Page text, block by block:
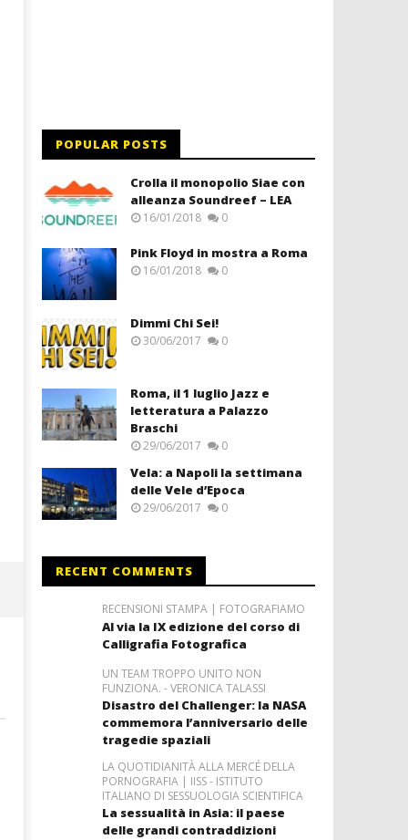
POPULAR POSTS
Crolla il monopolio Siae con
alleanza Soundreef – LEA
16/01/2018 0
Pink Floyd in mostra a Roma
16/01/2018 0
Dimmi Chi Sei!
30/06/2017 0
Roma, il 1 luglio Jazz e
letteratura a Palazzo
Braschi
29/06/2017 0
Vela: a Napoli la settimana
delle Vele d’Epoca
29/06/2017 0
RECENT COMMENTS
RECENSIONI STAMPA | FOTOGRAFIAMO
Al via la IX edizione del corso di
Calligrafia Fotografica
UN TEAM TROPPO UNITO NON
FUNZIONA. - VERONICA TALASSI
Disastro del Challenger: la NASA
commemora l’anniversario delle
tragedie spaziali
LA QUOTIDIANITÀ ALLA MERCÉ DELLA
PORNOGRAFIA | IISS - ISTITUTO
ITALIANO DI SESSUOLOGIA SCIENTIFICA
La sessualità in Asia: il paese
delle grandi contraddizioni